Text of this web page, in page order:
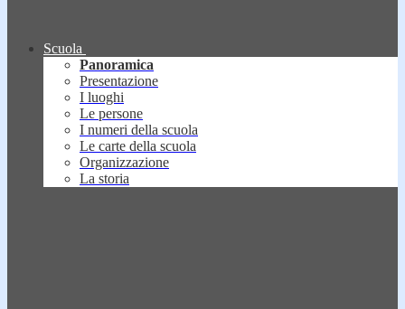
Scuola
Panoramica
Presentazione
I luoghi
Le persone
I numeri della scuola
Le carte della scuola
Organizzazione
La storia